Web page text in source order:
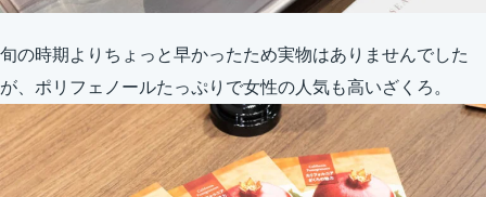
旬の時期よりちょっと早かったため実物はありませんでした
が、ポリフェノールたっぷりで女性の人気も高いざくろ。